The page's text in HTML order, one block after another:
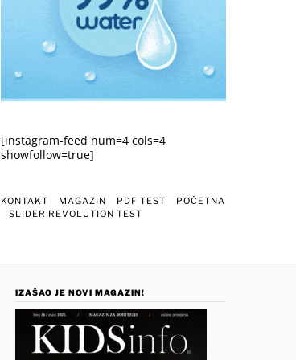
[instagram-feed num=4 cols=4
showfollow=true]
KONTAKT MAGAZIN PDF TEST
POČETNA
SLIDER REVOLUTION TEST
IZAŠAO JE NOVI MAGAZIN!